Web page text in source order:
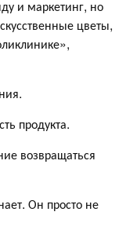
и маркетинг, но
цветы,
продукта.
возвращаться
Он просто не